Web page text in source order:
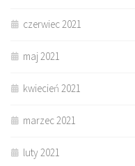
czerwiec 2021
maj 2021
kwiecień 2021
marzec 2021
luty 2021